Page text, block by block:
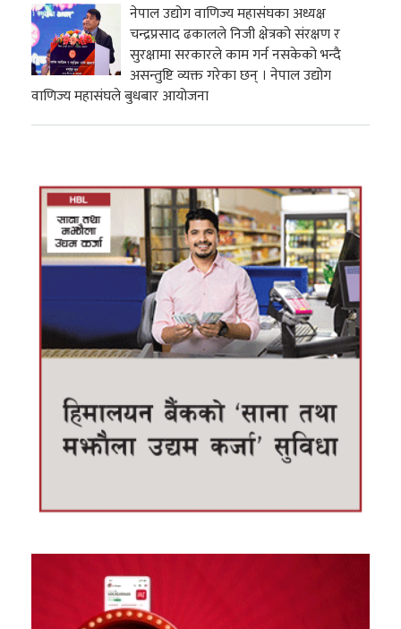
नेपाल उद्योग वाणिज्य महासंघका अध्यक्ष
चन्द्रप्रसाद ढकालले निजी क्षेत्रको संरक्षण र
सुरक्षामा सरकारले काम गर्न नसकेको भन्दै
असन्तुष्टि व्यक्त गरेका छन् । नेपाल उद्योग
वाणिज्य महासंघले बुधबार आयोजना